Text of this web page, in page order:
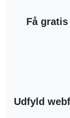
Få
Udfyld